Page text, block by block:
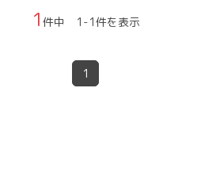
1 件中 1-1件を表示
1